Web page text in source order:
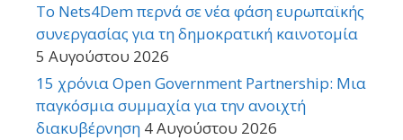
Το Nets4Dem περνά σε νέα φάση ευρωπαϊκής
συνεργασίας για τη δημοκρατική καινοτομία
5 Αυγούστου 2026
15 χρόνια Open Government Partnership: Μια
παγκόσμια συμμαχία για την ανοιχτή
διακυβέρνηση 4 Αυγούστου 2026